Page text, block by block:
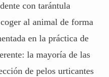
con tarántula
al animal de forma
en la práctica de
la mayoría de las
de pelos urticantes